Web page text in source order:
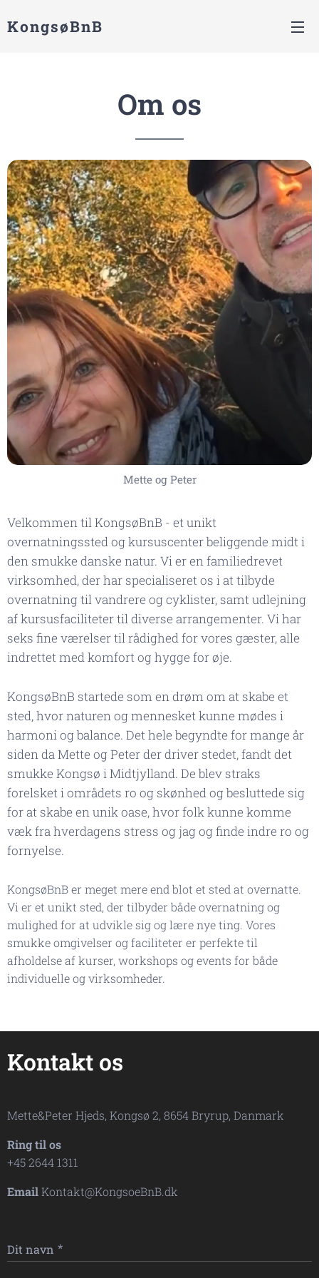
KongsøBnB
Om os
Mette og Peter
Velkommen til KongsøBnB - et unikt
overnatningssted og kursuscenter beliggende midt i
den smukke danske natur. Vi er en familiedrevet
virksomhed, der har specialiseret os i at tilbyde
overnatning til vandrere og cyklister, samt udlejning
af kursusfaciliteter til diverse arrangementer. Vi har
seks fine værelser til rådighed for vores gæster, alle
indrettet med komfort og hygge for øje.
KongsøBnB startede som en drøm om at skabe et
sted, hvor naturen og mennesket kunne mødes i
harmoni og balance. Det hele begyndte for mange år
siden da Mette og Peter der driver stedet, fandt det
smukke Kongsø i Midtjylland. De blev straks
forelsket i områdets ro og skønhed og besluttede sig
for at skabe en unik oase, hvor folk kunne komme
væk fra hverdagens stress og jag og finde indre ro og
fornyelse.
KongsøBnB er meget mere end blot et sted at overnatte.
Vi er et unikt sted, der tilbyder både overnatning og
mulighed for at udvikle sig og lære nye ting. Vores
smukke omgivelser og faciliteter er perfekte til
afholdelse af kurser, workshops og events for både
individuelle og virksomheder.
Kontakt os
Mette&Peter Hjeds, Kongsø 2, 8654 Bryrup, Danmark
Ring til os
+45 2644 1311
Email Kontakt@KongsoeBnB.dk
Dit navn